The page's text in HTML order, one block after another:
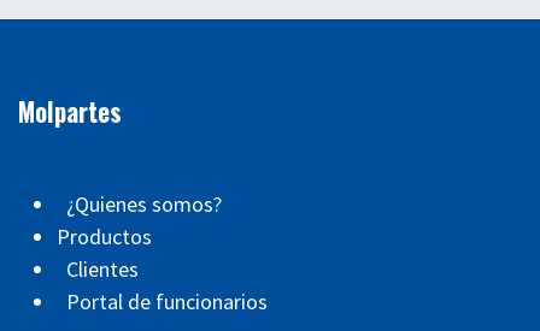
Molpartes
¿Quienes somos?
Productos
Clientes
Portal de funcionarios